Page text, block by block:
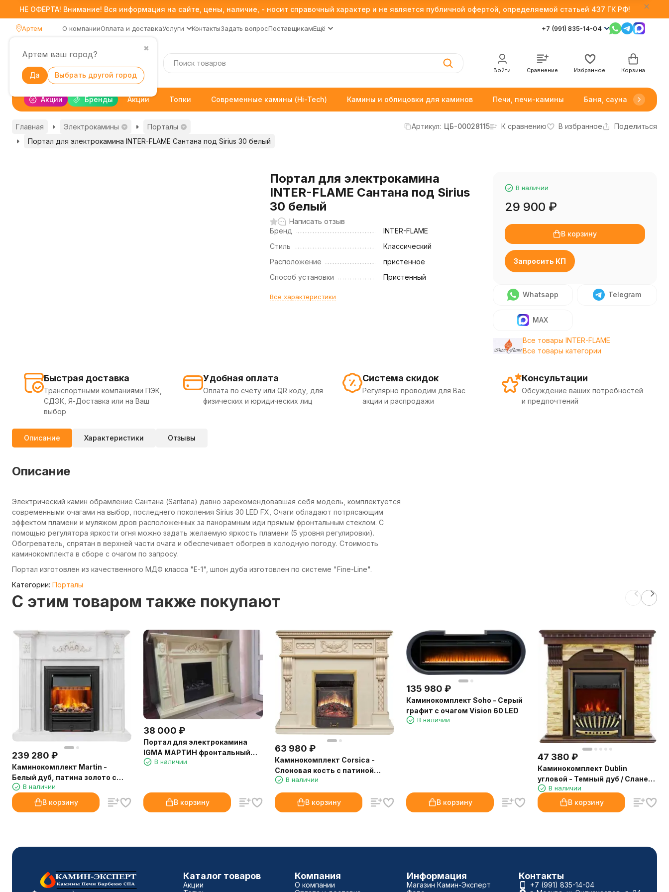
НЕ ОФЕРТА! Внимание! Вся информация на сайте, цены, наличие, - носит справочный характер и не является публичной офертой, определяемой статьей 437 ГК РФ!
Артем
✖
Артем ваш город?
Да Выбрать другой город
О компанииОплата и доставкаУслуги КонтактыЗадать вопросПоставщикамЕщё +7 (991) 835-14-04
Войти Сравнение Избранное Корзина
Акции Бренды Акции Топки Современные камины (Hi-Tech) Камины и облицовки для каминов Печи, печи-камины Баня, сауна
Главная Электрокамины
Порталы
Портал для электрокамина INTER-FLAME Сантана под Sirius 30 белый
Артикул: ЦБ-00028115 К сравнению В избранное Поделиться
Портал для электрокамина
INTER-FLAME Сантана под Sirius
30 белый
Написать отзыв
Бренд
INTER-FLAME
Стиль
Классический
Расположение
пристенное
Способ установки
Пристенный
Все характеристики
В наличии
29 900 ₽
В корзину
Запросить КП
Whatsapp Telegram
MAX
Все товары INTER-FLAME
Все товары категории
Быстрая доставка
Транспортными компаниями ПЭК,
СДЭК, Я-Доставка или на Ваш
выбор
Удобная оплата
Оплата по счету или QR коду, для
физических и юридических лиц
Система скидок
Регулярно проводим для Вас
акции и распродажи
Консультации
Обсуждение ваших потребностей
и предпочтений
Описание Характеристики Отзывы
Описание
Электрический камин обрамление Сантана (Santana) давно зарекомендовавшая себя модель, комплектуется
современными очагами на выбор, последнего поколения Sirius 30 LED FX, Очаги обладают потрясающим
эффектом пламени и муляжом дров расположенных за панорамным иди прямым фронтальным стеклом. С
помощью регулятора яркости огня можно задать желаемую яркость пламени (5 уровня регулировки).
Обогреватель, спрятан в верхней части очага и обеспечивает обогрев в холодную погоду. Стоимость
каминокомплекта в сборе с очагом по запросу.
Портал изготовлен из качественного МДФ класса "Е-1", шпон дуба изготовлен по системе "Fine-Line".
Категории: Порталы
C этим товаром также покупают
239 280 ₽
Каминокомплект Martin -
Белый дуб, патина золото с
очагом Brookline Black
В наличии
В корзину
38 000 ₽
Портал для электрокамина
IGMA МАРТИН фронтальный
для Juneau, слоновая кость
В наличии
В корзину
63 980 ₽
Каминокомплект Corsica -
Слоновая кость с патиной
(Ширина 1100) с очагом Majestic
FX M Brass
В наличии
В корзину
135 980 ₽
Каминокомплект Soho - Серый
графит с очагом Vision 60 LED
В наличии
В корзину
47 380 ₽
Каминокомплект Dublin
угловой - Темный дуб / Сланец
с очагом Aspen Gold
В наличии
В корзину
Каталог товаров
Акции
Компания
О компании
Информация
Магазин Камин-Эксперт
Контакты
+7 (991) 835-14-04